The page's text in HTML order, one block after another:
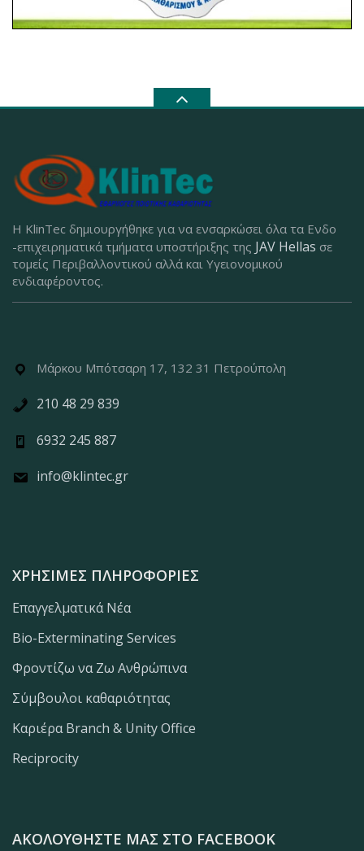
Η KlinTec δημιουργήθηκε για να ενσαρκώσει όλα τα Ενδο
-επιχειρηματικά τμήματα υποστήριξης της JAV Hellas σε
τομείς Περιβαλλοντικού αλλά και Υγειονομικού
ενδιαφέροντος.
Μάρκου Μπότσαρη 17, 132 31 Πετρούπολη
210 48 29 839
6932 245 887
info@klintec.gr
ΧΡΉΣΙΜΕΣ ΠΛΗΡΟΦΟΡΊΕΣ
Επαγγελματικά Νέα
Bio-Exterminating Services
Φροντίζω να Ζω Ανθρώπινα
Σύμβουλοι καθαριότητας
Καριέρα Branch & Unity Office
Reciprocity
ΑΚΟΛΟΥΘΉΣΤΕ ΜΑΣ ΣΤΟ FACEBOOK